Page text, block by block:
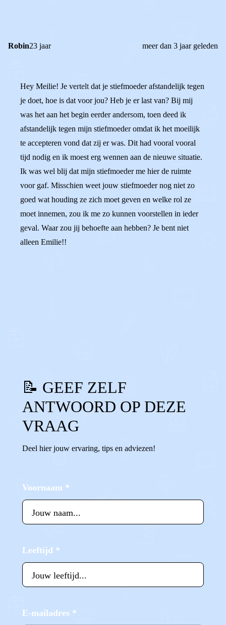
Robin23 jaar meer dan 3 jaar geleden
Hey Meilie! Je vertelt dat je stiefmoeder afstandelijk tegen
je doet, hoe is dat voor jou? Heb je er last van? Bij mij
was het aan het begin eerder andersom, toen deed ik
afstandelijk tegen mijn stiefmoeder omdat ik het moeilijk
te accepteren vond dat zij er was. Dit had vooral vooral
tijd nodig en ik moest erg wennen aan de nieuwe situatie.
Ik was wel blij dat mijn stiefmoeder me hier de ruimte
voor gaf. Misschien weet jouw stiefmoeder nog niet zo
goed wat houding ze zich moet geven en welke rol ze
moet innemen, zou ik me zo kunnen voorstellen in ieder
geval. Waar zou jij behoefte aan hebben? Je bent niet
alleen Emilie!!
📝 GEEF ZELF
ANTWOORD OP DEZE
VRAAG
Deel hier jouw ervaring, tips en adviezen!
Voornaam *
Leeftijd *
E-mailadres *